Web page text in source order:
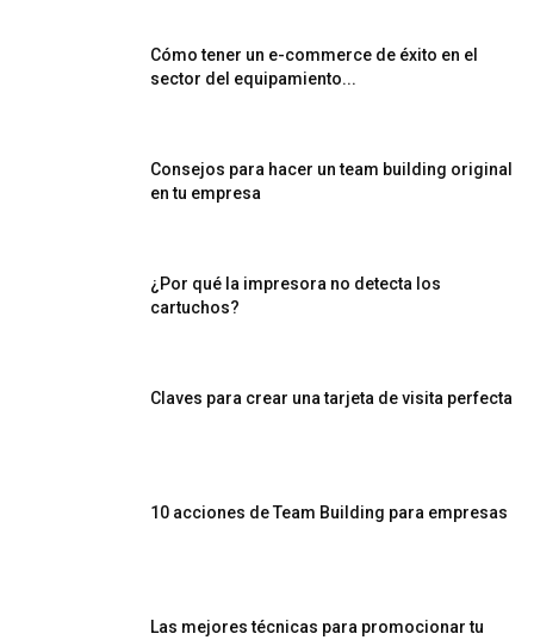
Cómo tener un e-commerce de éxito en el
sector del equipamiento...
Consejos para hacer un team building original
en tu empresa
¿Por qué la impresora no detecta los
cartuchos?
Claves para crear una tarjeta de visita perfecta
10 acciones de Team Building para empresas
Las mejores técnicas para promocionar tu